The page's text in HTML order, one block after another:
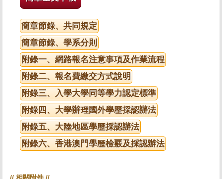
簡章節錄、共同規定
簡章節錄、學系分則
附錄一、網路報名注意事項及作業流程
附錄二、報名費繳交方式說明
附錄三、入學大學同等學力認定標準
附錄四、大學辦理國外學歷採認辦法
附錄五、大陸地區學歷採認辦法
附錄六、香港澳門學歷檢覈及採認辦法